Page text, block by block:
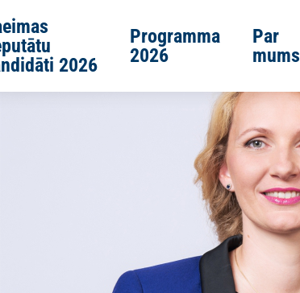
2026
Programma
2026
Par
mums